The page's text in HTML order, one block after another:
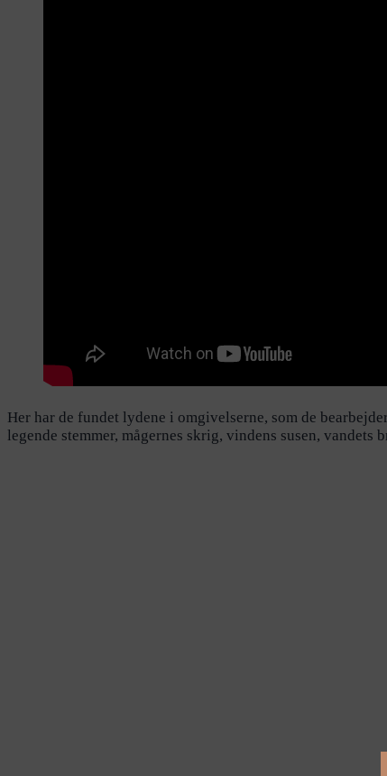
Her har de fundet lydene i omgivelserne, som de
legende stemmer, mågernes skrig, vindens susen,